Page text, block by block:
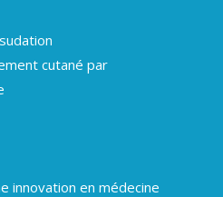
cutané par
innovation en médecine